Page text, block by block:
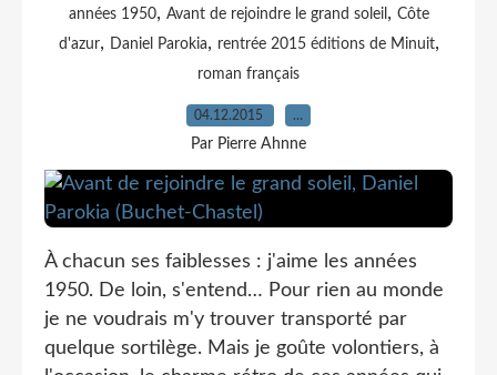
années 1950, Avant de rejoindre le grand soleil, Côte
d'azur, Daniel Parokia, rentrée 2015 éditions de Minuit,
roman français
04.12.2015 …
Par Pierre Ahnne
À chacun ses faiblesses : j'aime les années
1950. De loin, s'entend… Pour rien au monde
je ne voudrais m'y trouver transporté par
quelque sortilège. Mais je goûte volontiers, à